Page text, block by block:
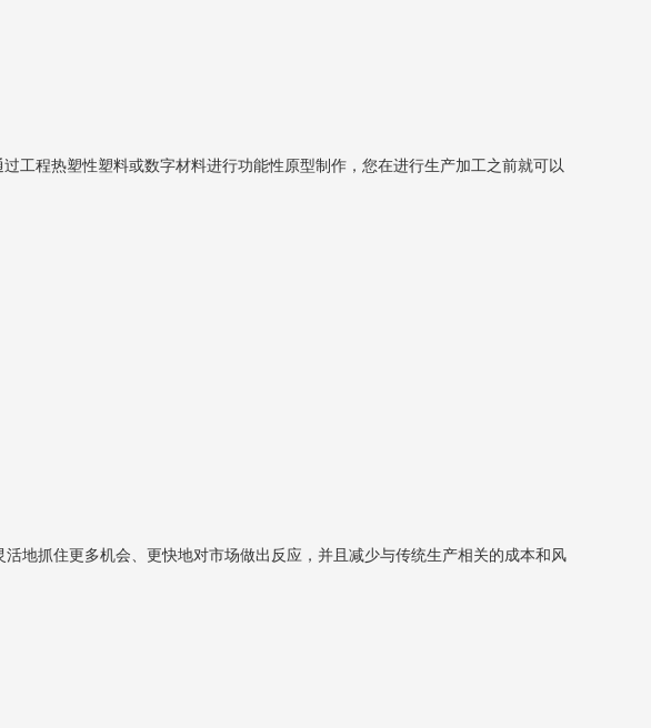
工程热塑性塑料或数字材料进行功能性原型制作，您在进行生产加工之前就可以
地抓住更多机会、更快地对市场做出反应，并且减少与传统生产相关的成本和风